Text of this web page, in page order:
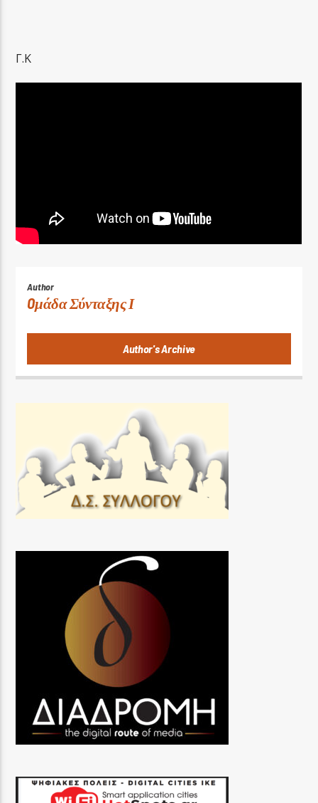
Γ.Κ
Author
Oμάδα Σύνταξης Ι
Author's Archive